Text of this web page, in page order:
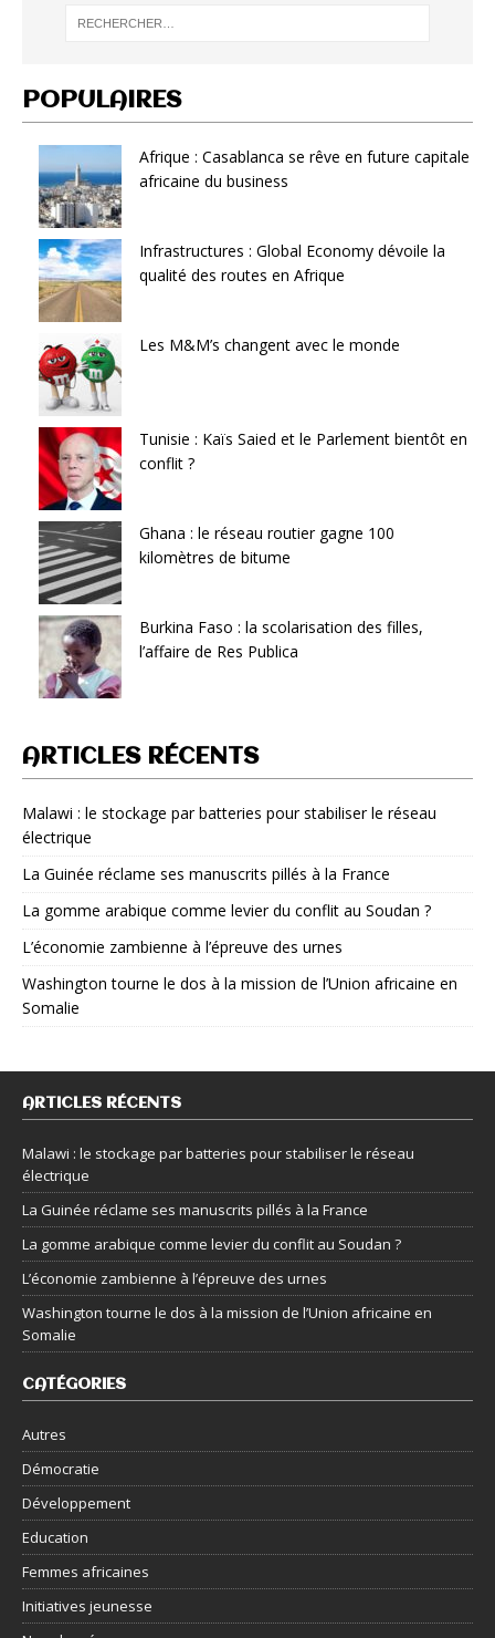
POPULAIRES
Afrique : Casablanca se rêve en future capitale
africaine du business
Infrastructures : Global Economy dévoile la
qualité des routes en Afrique
Les M&M’s changent avec le monde
Tunisie : Kaïs Saied et le Parlement bientôt en
conflit ?
Ghana : le réseau routier gagne 100
kilomètres de bitume
Burkina Faso : la scolarisation des filles,
l’affaire de Res Publica
ARTICLES RÉCENTS
Malawi : le stockage par batteries pour stabiliser le réseau
électrique
La Guinée réclame ses manuscrits pillés à la France
La gomme arabique comme levier du conflit au Soudan ?
L’économie zambienne à l’épreuve des urnes
Washington tourne le dos à la mission de l’Union africaine en
Somalie
ARTICLES RÉCENTS
Malawi : le stockage par batteries pour stabiliser le réseau
électrique
La Guinée réclame ses manuscrits pillés à la France
La gomme arabique comme levier du conflit au Soudan ?
L’économie zambienne à l’épreuve des urnes
Washington tourne le dos à la mission de l’Union africaine en
Somalie
CATÉGORIES
Autres
Démocratie
Développement
Education
Femmes africaines
Initiatives jeunesse